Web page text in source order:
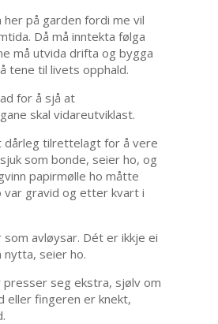
her på garden fordi me vil
Då må inntekta følga
må utvida drifta og bygga
tene til livets opphald.
for å sjå at
skal vidareutviklast.
tilrettelagt for å vere
som bonde, seier ho, og
papirmølle ho måtte
var gravid og etter kvart i
som avløysar. Dét er ikkje ei
nytta, seier ho.
presser seg ekstra, sjølv om
eller fingeren er knekt,